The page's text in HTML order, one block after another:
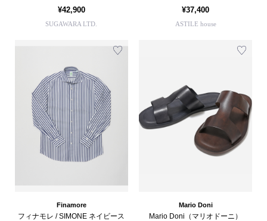
¥42,900
SUGAWARA LTD.
¥37,400
ASTILE house
Finamore
フィナモレ / SIMONE ネイビース
Mario Doni
Mario Doni（マリオドーニ）